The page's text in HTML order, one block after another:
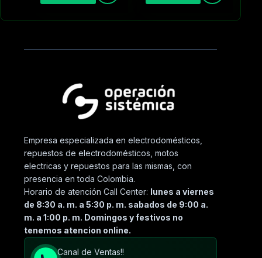
Empresa especializada en electrodomésticos,
repuestos de electrodomésticos, motos
electricas y repuestos para las mismas, con
presencia en toda Colombia.
Horario de atención Call Center: lunes a viernes
de 8:30 a. m. a 5:30 p. m. sabados de 9:00 a.
m. a 1:00 p. m. Domingos y festivos no
tenemos atencion online.
Canal de Ventas!!